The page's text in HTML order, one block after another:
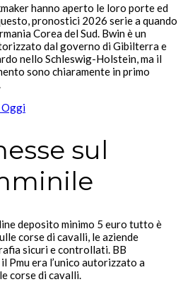
hanno aperto le loro porte ed
pronostici 2026 serie a quando
Corea del Sud. Bwin è un
dal governo di Gibilterra e
nello Schleswig-Holstein, ma il
sono chiaramente in primo
Oggi
sul
deposito minimo 5 euro tutto è
corse di cavalli, le aziende
sicuri e controllati. BB
Pmu era l’unico autorizzato a
corse di cavalli.